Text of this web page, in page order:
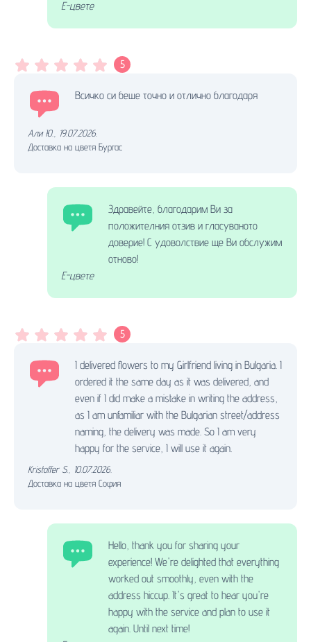
Е-цвете
5
Всичко си беше точно и отлично благодаря
Али Ю.
19.07.2026.
Доставка на цветя Бургас
Здравейте, благодарим Ви за
положителния отзив и гласуваното
доверие! С удоволствие ще Ви обслужим
отново!
Е-цвете
5
I delivered flowers to my Girlfriend living in Bulgaria. I
ordered it the same day as it was delivered, and
even if I did make a mistake in writing the address,
as I am unfamiliar with the Bulgarian street/address
naming, the delivery was made. So I am very
happy for the service, I will use it again.
Kristoffer S.
10.07.2026.
Доставка на цветя София
Hello, thank you for sharing your
experience! We're delighted that everything
worked out smoothly, even with the
address hiccup. It's great to hear you're
happy with the service and plan to use it
again. Until next time!